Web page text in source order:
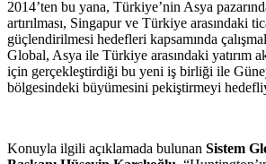
2014’ten bu yana, Türkiye’nin Asya
artırılması, Singapur ve Türkiye arasındaki
güçlendirilmesi hedefleri kapsamında
Global, Asya ile Türkiye arasındaki yatırım
için gerçekleştirdiği bu yeni iş birliği ile
bölgesindeki büyümesini pekiştirmeyi
Konuyla ilgili açıklamada bulunan Sistem